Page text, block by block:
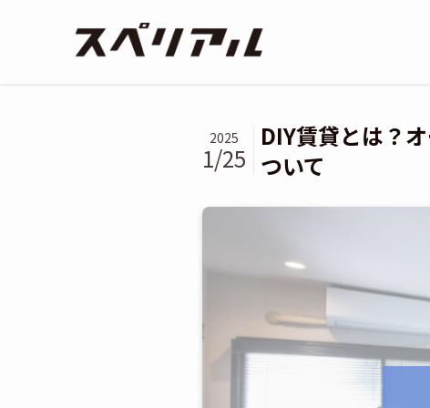
DIY賃貸とは？
ついて
2025
1/25